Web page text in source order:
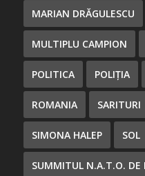
MARIAN DRĂGULESCU
MULTIPLU CAMPION
POLITICA POLIȚIA
ROMANIA SARITURI
SIMONA HALEP SOL
SUMMITUL N.A.T.O. DE